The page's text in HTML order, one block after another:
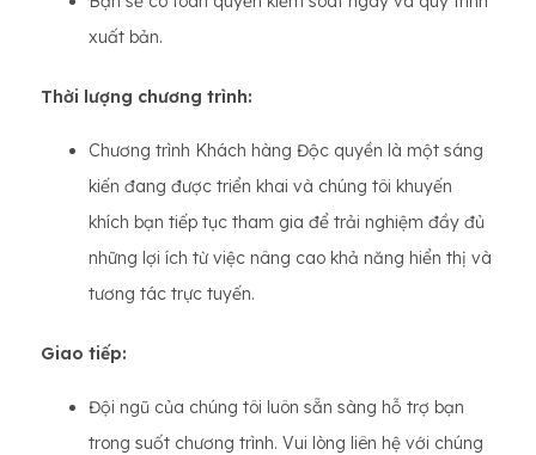
xuất bản.
Thời lượng chương trình:
Chương trình Khách hàng Độc quyền là một sáng
kiến ​​đang được triển khai và chúng tôi khuyến
khích bạn tiếp tục tham gia để trải nghiệm đầy đủ
những lợi ích từ việc nâng cao khả năng hiển thị và
tương tác trực tuyến.
Giao tiếp:
Đội ngũ của chúng tôi luôn sẵn sàng hỗ trợ bạn
trong suốt chương trình. Vui lòng liên hệ với chúng